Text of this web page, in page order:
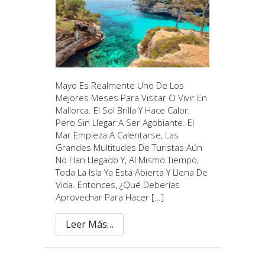
Mayo Es Realmente Uno De Los
Mejores Meses Para Visitar O Vivir En
Mallorca. El Sol Brilla Y Hace Calor,
Pero Sin Llegar A Ser Agobiante. El
Mar Empieza A Calentarse, Las
Grandes Multitudes De Turistas Aún
No Han Llegado Y, Al Mismo Tiempo,
Toda La Isla Ya Está Abierta Y Llena De
Vida. Entonces, ¿qué Deberías
Aprovechar Para Hacer […]
Leer Más…